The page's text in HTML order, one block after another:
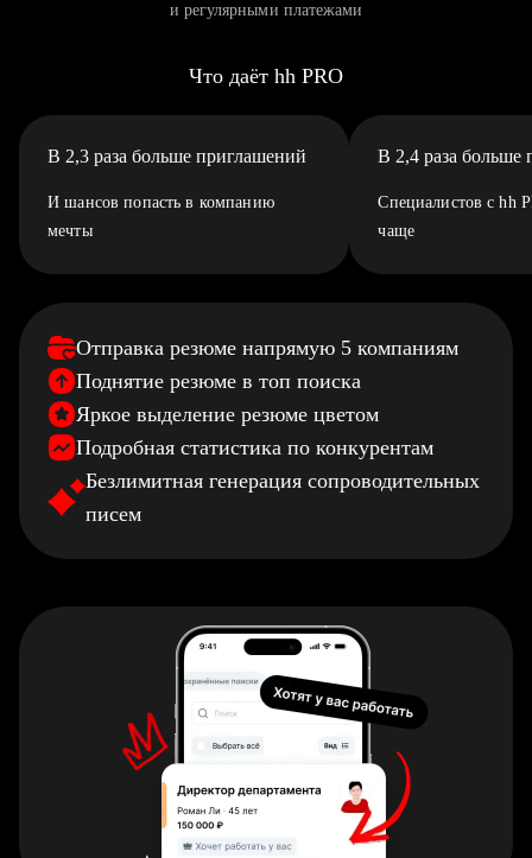
и регулярными платежами
Что даёт hh PRO
В 2,3 раза больше приглашений
И шансов попасть в компанию
мечты
В 2,4 раза больше
Специалистов с hh
чаще
Отправка резюме напрямую 5 компаниям
Поднятие резюме в топ поиска
Яркое выделение резюме цветом
Подробная статистика по конкурентам
Безлимитная генерация сопроводительных
писем